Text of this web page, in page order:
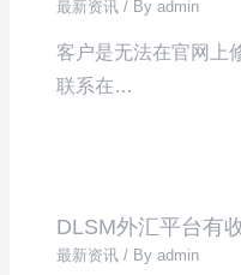
最新资讯 / Byadmin
客户是无法在官网上
联系在…
DLSM外汇平台有
最新资讯 / Byadmin